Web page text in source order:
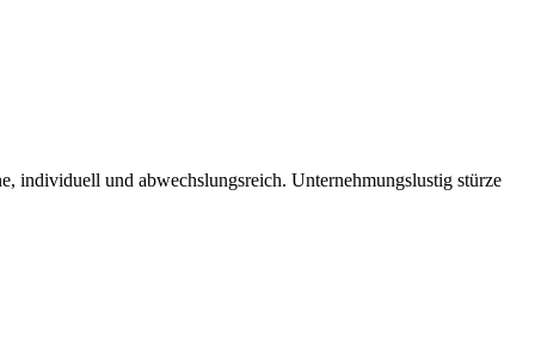
individuell und abwechslungsreich. Unternehmungslustig stürze